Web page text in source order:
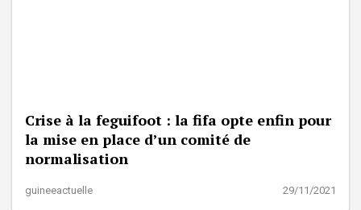
Crise à la feguifoot : la fifa opte enfin pour
la mise en place d’un comité de
normalisation
guineeactuelle 29/11/2021